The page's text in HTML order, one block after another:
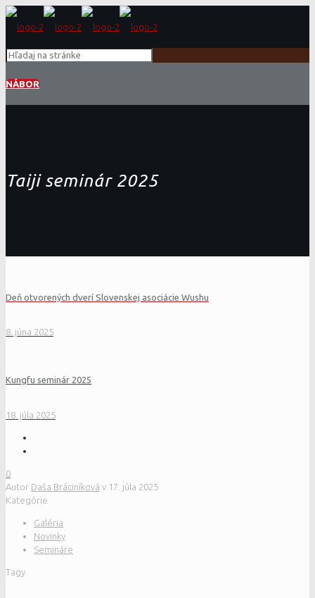
NÁBOR
Taiji seminár 2025
Deň otvorených dverí Slovenskej asociácie Wushu
8. júna 2025
Kungfu seminár 2025
18. júla 2025
0
Autor Daša Bráciníková v 17. júla 2025
Kategórie
Galéria
Novinky
Semináre
Tagy